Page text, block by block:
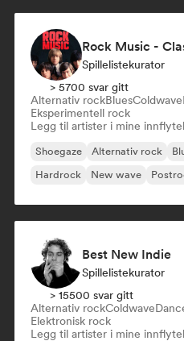
Rock Music -
Spillelistekurator
> 5700 svar gitt
Alternativ rockBluesColdwave
Eksperimentell rock
Legg til artister i mine
Shoegaze Alternativ rock
Hardrock
New wave
Best New Indie
Spillelistekurator
> 15500 svar gitt
Alternativ rockColdwave
Elektronisk rock
Legg til artister i mine